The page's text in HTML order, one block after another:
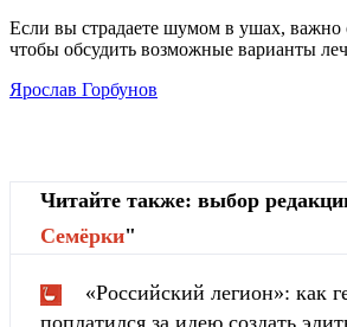
Если вы страдаете шумом в ушах, важно
чтобы обсудить возможные варианты
Ярослав Горбунов
Читайте также: выбор
Cемёрки"
«Российский легион»: как